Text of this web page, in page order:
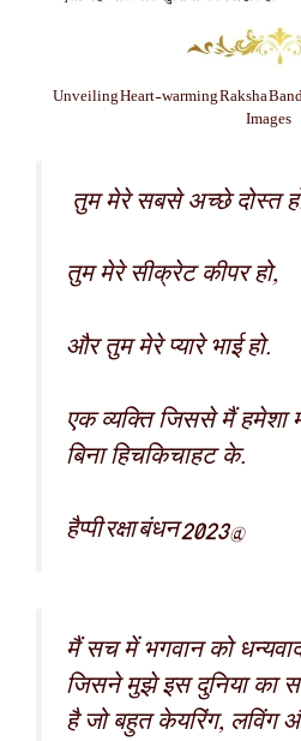
Unveiling Heart-warming Raksha
Images
तुम मेरे सबसे अच्छे दोस्त
तुम मेरे सीक्रेट कीपर हो,
और तुम मेरे प्यारे भाई हो.
एक व्यक्ति जिससे मैं हमेशा
बिना हिचकिचाहट के.
हैप्पी रक्षा बंधन 2023@
मैं सच में भगवान को
जिसने मुझे इस दुनिया का
है जो बहुत केयरिंग, लविंग